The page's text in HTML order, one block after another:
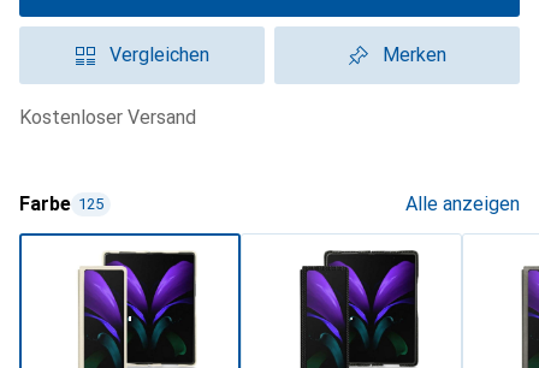
Vergleichen Merken
kostenloser Versand
Farbe 125 Alle anzeigen